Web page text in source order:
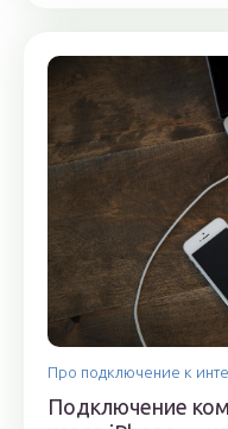
Про подключение к
Подключение